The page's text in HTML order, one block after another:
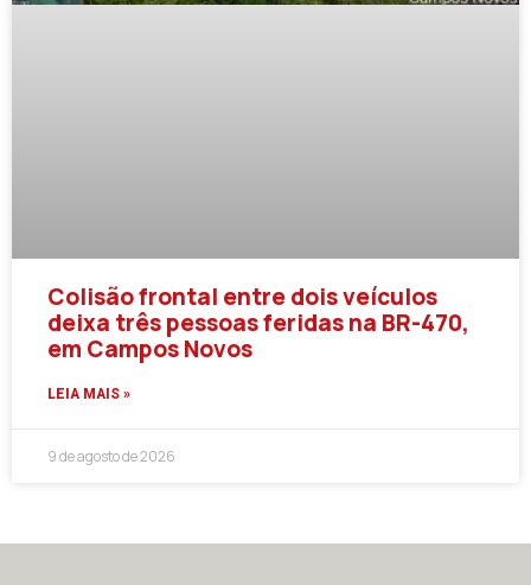
Colisão frontal entre dois veículos
deixa três pessoas feridas na BR-470,
em Campos Novos
LEIA MAIS »
9 de agosto de 2026